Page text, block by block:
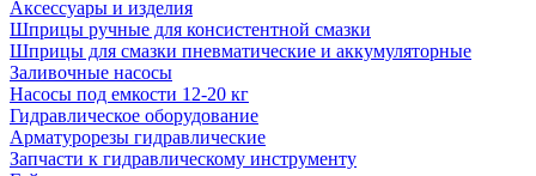
Аксессуары и изделия
Шприцы ручные для консистентной смазки
Шприцы для смазки пневматические и аккумуляторные
Заливочные насосы
Насосы под емкости 12-20 кг
Гидравлическое оборудование
Арматурорезы гидравлические
Запчасти к гидравлическому инструменту